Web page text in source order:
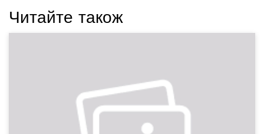
Читайте також